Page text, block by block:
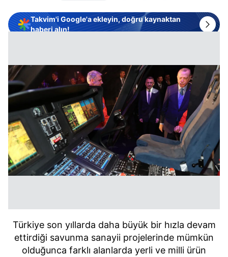
Takvim'i Google'a ekleyin, doğru kaynaktan
haberi alın!
Türkiye son yıllarda daha büyük bir hızla devam
ettirdiği savunma sanayii projelerinde mümkün
olduğunca farklı alanlarda yerli ve milli ürün